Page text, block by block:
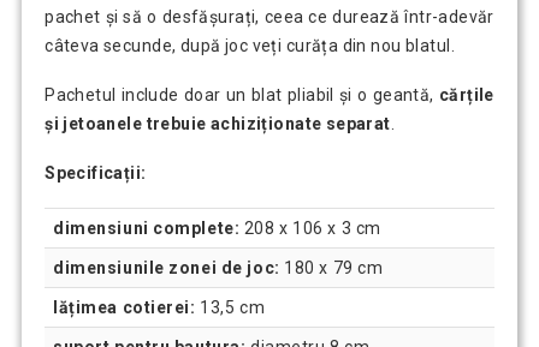
pachet și să o desfășurați, ceea ce durează într-adevăr
câteva secunde, după joc veți curăța din nou blatul.
Pachetul include doar un blat pliabil și o geantă, cărțile
și jetoanele trebuie achiziționate separat
Specificații:
dimensiuni complete: 208 x 106 x 3 cm
dimensiunile zonei de joc: 180 x 79 cm
lățimea cotierei: 13,5 cm